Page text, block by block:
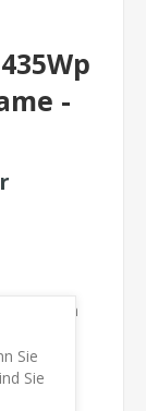
-
versenden
Sie
Sie